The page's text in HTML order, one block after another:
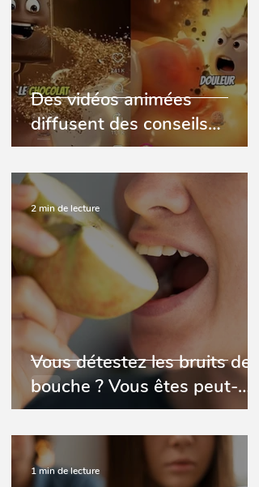
Des vidéos animées
diffusent des conseils
dentaires contestés
Vous détestez les bruits de
bouche ? Vous êtes peut-
être misophone.
2 min de lecture
1 min de lecture